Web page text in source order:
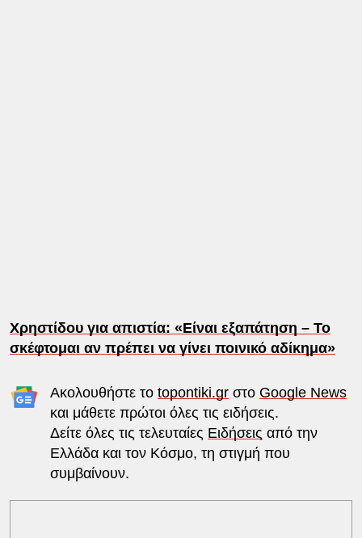
Χρηστίδου για απιστία: «Είναι εξαπάτηση – Το
σκέφτομαι αν πρέπει να γίνει ποινικό αδίκημα»
Ακολουθήστε το topontiki.grστο Google News
και μάθετε πρώτοι όλες τις ειδήσεις.
Δείτε όλες τις τελευταίες Ειδήσεις από την
Ελλάδα και τον Κόσμο, τη στιγμή που
συμβαίνουν.